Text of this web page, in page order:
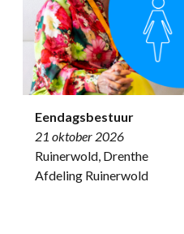
Eendagsbestuur
21 oktober 2026
Ruinerwold, Drenthe
Afdeling Ruinerwold